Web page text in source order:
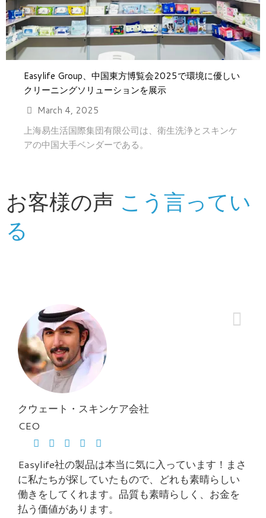
Easylife Group、中国東方博覧会2025で環境に優しい
クリーニングソリューションを展示
March 4, 2025
上海易生活国際集団有限公司は、衛生洗浄とスキンケ
アの中国大手ベンダーである。
お客様の声 こう言ってい
る
クウェート・スキンケア会社
CEO
Easylife社の製品は本当に気に入っています！まさ
に私たちが探していたもので、どれも素晴らしい
働きをしてくれます。品質も素晴らしく、お金を
払う価値があります。